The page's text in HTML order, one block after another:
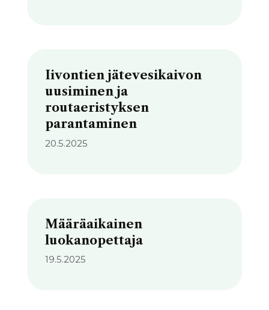
Iivontien jätevesikaivon
uusiminen ja
routaeristyksen
parantaminen
20.5.2025
Määräaikainen
luokanopettaja
19.5.2025